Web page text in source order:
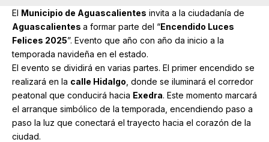
El Municipio de Aguascalientes invita a la ciudadanía de
Aguascalientes a formar parte del “Encendido Luces
Felices 2025”. Evento que año con año da inicio a la
temporada navideña en el estado.
El evento se dividirá en varias partes. El primer encendido se
realizará en la calle Hidalgo , donde se iluminará el corredor
peatonal que conducirá hacia Exedra. Este momento marcará
el arranque simbólico de la temporada, encendiendo paso a
paso la luz que conectará el trayecto hacia el corazón de la
ciudad.